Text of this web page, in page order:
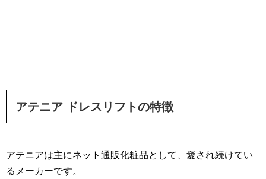
アテニア ドレスリフトの特徴
アテニアは主にネット通販化粧品として、愛され続けてい
るメーカーです。